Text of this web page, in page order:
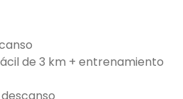
de 3 km + entrenamiento